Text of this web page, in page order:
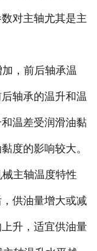
对主轴尤其是主
，前后轴承温
轴承的温升和温
温差受润滑油黏
度的影响较大。
主轴温度特性
供油量增大或减
升，适宜供油量